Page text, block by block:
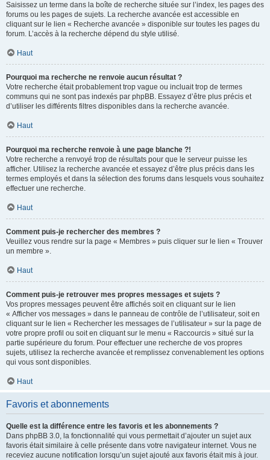
Saisissez un terme dans la boîte de recherche située sur l’index, les pages des
forums ou les pages de sujets. La recherche avancée est accessible en
cliquant sur le lien « Recherche avancée » disponible sur toutes les pages du
forum. L’accès à la recherche dépend du style utilisé.
Haut
Pourquoi ma recherche ne renvoie aucun résultat ?
Votre recherche était probablement trop vague ou incluait trop de termes
communs qui ne sont pas indexés par phpBB. Essayez d’être plus précis et
d’utiliser les différents filtres disponibles dans la recherche avancée.
Haut
Pourquoi ma recherche renvoie à une page blanche ?!
Votre recherche a renvoyé trop de résultats pour que le serveur puisse les
afficher. Utilisez la recherche avancée et essayez d’être plus précis dans les
termes employés et dans la sélection des forums dans lesquels vous souhaitez
effectuer une recherche.
Haut
Comment puis-je rechercher des membres ?
Veuillez vous rendre sur la page « Membres » puis cliquer sur le lien « Trouver
un membre ».
Haut
Comment puis-je retrouver mes propres messages et sujets ?
Vos propres messages peuvent être affichés soit en cliquant sur le lien
« Afficher vos messages » dans le panneau de contrôle de l’utilisateur, soit en
cliquant sur le lien « Rechercher les messages de l’utilisateur » sur la page de
votre propre profil ou soit en cliquant sur le menu « Raccourcis » situé sur la
partie supérieure du forum. Pour effectuer une recherche de vos propres
sujets, utilisez la recherche avancée et remplissez convenablement les options
qui vous sont disponibles.
Haut
Favoris et abonnements
Quelle est la différence entre les favoris et les abonnements ?
Dans phpBB 3.0, la fonctionnalité qui vous permettait d’ajouter un sujet aux
favoris était similaire à celle présente dans votre navigateur internet. Vous ne
receviez aucune notification lorsqu’un sujet ajouté aux favoris était mis à jour.